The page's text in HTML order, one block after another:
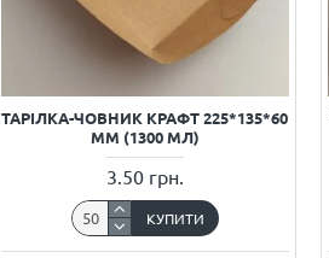
ТАРІЛКА-ЧОВНИК КРАФТ 225*135*60
ММ (1300 МЛ)
3.50 грн.
КУПИТИ